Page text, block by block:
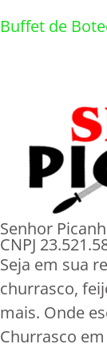
Buffet de
Senhor
CNPJ
Seja em sua
churrasco,
mais. Onde
Churrasco